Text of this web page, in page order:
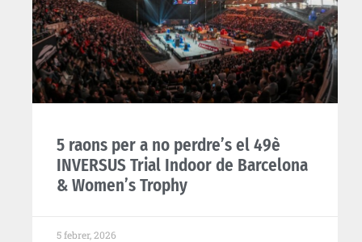
5 raons per a no perdre’s el 49è
INVERSUS Trial Indoor de Barcelona
& Women’s Trophy
5 febrer, 2026